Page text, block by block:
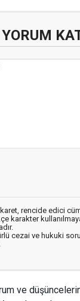
YORUM
rencide edici
karakter
cezai ve hukuki
ve